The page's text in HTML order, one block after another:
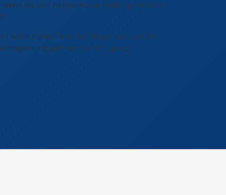
Sie sich zu Ihrer neuen Heizung persönlich
Sohn stehen Ihnen bei Fragen rund um die
jederzeit zur Verfügung.